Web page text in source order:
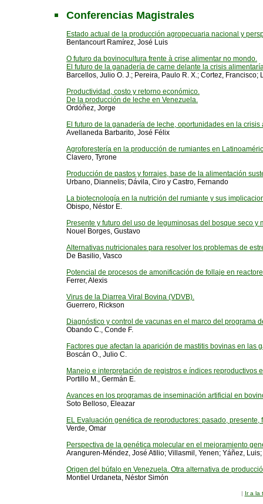
Conferencias Magistrales
Estado actual de la producción agropecuaria nacional y
Bentancourt Ramírez, José Luis
O futuro da bovinocultura frente à crise alimentar no mondo.
El futuro de la ganadería de carne delante la crisis
Barcellos, Julio O. J.; Pereira, Paulo R. X.; Cortez, Francisco;
Productividad, costo y retorno económico.
De la producción de leche en Venezuela.
Ordóñez, Jorge
El futuro de la ganadería de leche, oportunidades en la
Avellaneda Barbarito, José Félix
Agroforestería en la producción de rumiantes en
Clavero, Tyrone
Producción de pastos y forrajes, base de la alimentación
Urbano, Diannelis; Dávila, Ciro y Castro, Fernando
La biotecnología en la nutrición del rumiante y sus
Obispo, Néstor E.
Presente y futuro del uso de leguminosas del bosque seco
Nouel Borges, Gustavo
Alternativas nutricionales para resolver los problemas de
De Basilio, Vasco
Potencial de procesos de amonificación de follaje en
Ferrer, Alexis
Virus de la Diarrea Viral Bovina (VDVB).
Guerrero, Rickson
Diagnóstico y control de vacunas en el marco del programa
Obando C., Conde F.
Factores que afectan la aparición de mastitis bovinas en las
Boscán O., Julio C.
Manejo e interpretación de registros e índices reproductivos
Portillo M., Germán E.
Avances en los programas de inseminación artificial en
Soto Belloso, Eleazar
EL Evaluación genética de reproductores: pasado, presente,
Verde, Omar
Perspectiva de la genética molecular en el mejoramiento
Aranguren-Méndez, José Atilio; Villasmil, Yenen; Yáñez,
Origen del búfalo en Venezuela. Otra alternativa de
Montiel Urdaneta, Néstor Simón
| Ir a la